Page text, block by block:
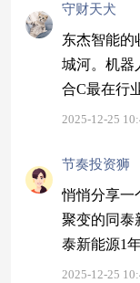
守财天犬
东杰智能的
城河。机器
合C最在行
思维。$同
2025-12-25
节奏投资狮
悄悄分享一
聚变的同泰
泰新能源1
2025-12-25